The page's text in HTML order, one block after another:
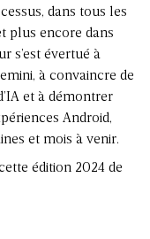
dans tous les
plus encore dans
s’est évertué à
à convaincre de
et à démontrer
Android,
et mois à venir.
édition 2024 de